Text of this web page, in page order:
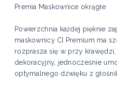
Premia Maskownice okrągłe
Powierzchnia każdej pięknie
maskownicy CI Premium ma
rozprasza się w przy
dekoracyjny, jednocześnie
optymalnego dźwięku z